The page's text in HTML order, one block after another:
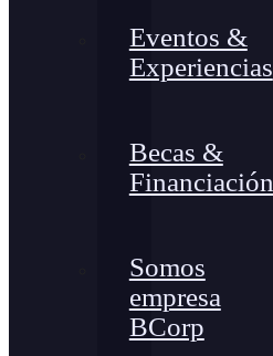
Eventos &
Experiencias
Becas &
Financiación
Somos
empresa
BCorp